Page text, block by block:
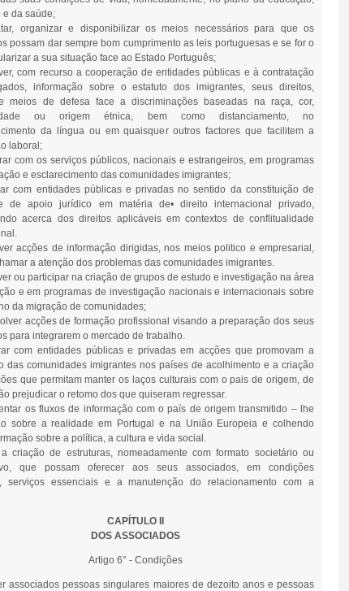
e da saúde;
organizar e disponibilizar os meios necessários para que os
possam dar sempre bom cumprimento as leis portuguesas e se for o
a sua situação face ao Estado Português;
com recurso a cooperação de entidades públicas e à contratação
informação sobre o estatuto dos imigrantes, seus direitos,
meios de defesa face a discriminações baseadas na raça, cor,
ou origem étnica, bem como distanciamento, no
da língua ou em quaisquer outros factores que facilitem a
laboral;
com os serviços públicos, nacionais e estrangeiros, em programas
e esclarecimento das comunidades imigrantes;
com entidades públicas e privadas no sentido da constituição de
de apoio jurídico em matéria de• direito internacional privado,
acerca dos direitos aplicáveis em contextos de conflitualidade
acções de informação dirigidas, nos meios politico e empresarial,
a atenção dos problemas das comunidades imigrantes.
ou participar na criação de grupos de estudo e investigação na área
e em programas de investigação nacionais e internacionais sobre
da migração de comunidades;
acções de formação profissional visando a preparação dos seus
para integrarem o mercado de trabalho.
com entidades públicas e privadas em acções que promovam a
das comunidades imigrantes nos países de acolhimento e a criação
que permitam manter os laços culturais com o pais de origem, de
prejudicar o retomo dos que quiseram regressar.
os fluxos de informação com o país de origem transmitido – lhe
sobre a realidade em Portugal e na União Europeia e colhendo
sobre a política, a cultura e vida social.
criação de estruturas, nomeadamente com formato societário ou
que possam oferecer aos seus associados, em condições
serviços essenciais e a manutenção do relacionamento com a
CAPÍTULO II
DOS ASSOCIADOS
Artigo 6° - Condições
associados pessoas singulares maiores de dezoito anos e pessoas